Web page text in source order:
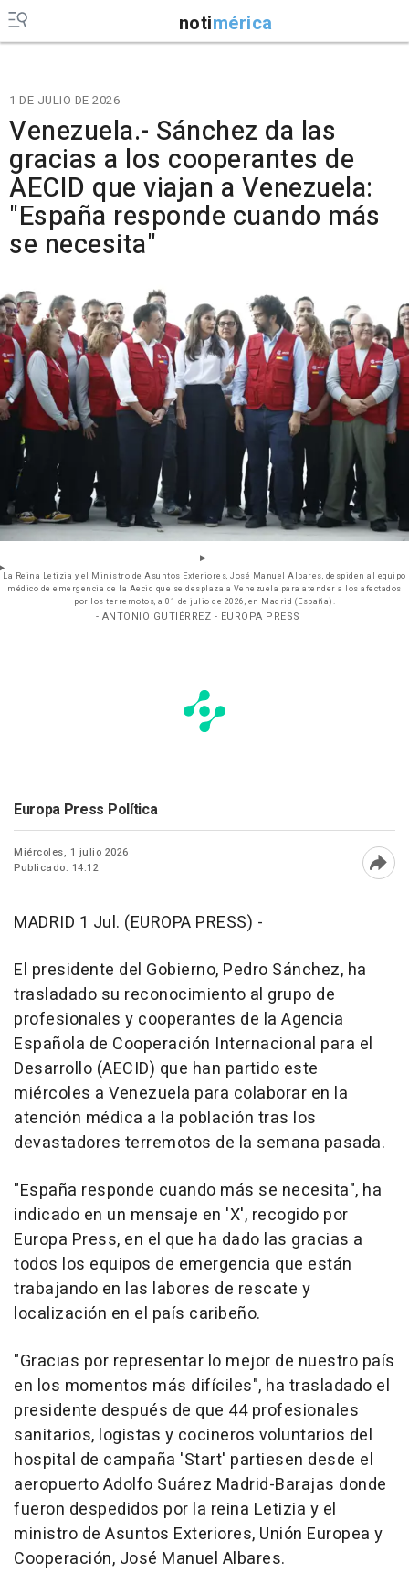
notimérica
1 DE JULIO DE 2026
Venezuela.- Sánchez da las
gracias a los cooperantes de
AECID que viajan a Venezuela:
"España responde cuando más
se necesita"
La Reina Letizia y el Ministro de Asuntos Exteriores, José Manuel Albares, despiden al equipo
médico de emergencia de la Aecid que se desplaza a Venezuela para atender a los afectados
por los terremotos, a 01 de julio de 2026, en Madrid (España).
- ANTONIO GUTIÉRREZ - EUROPA PRESS
Europa Press Política
Miércoles, 1 julio 2026
Publicado: 14:12
MADRID 1 Jul. (EUROPA PRESS) -
El presidente del Gobierno, Pedro Sánchez, ha
trasladado su reconocimiento al grupo de
profesionales y cooperantes de la Agencia
Española de Cooperación Internacional para el
Desarrollo (AECID) que han partido este
miércoles a Venezuela para colaborar en la
atención médica a la población tras los
devastadores terremotos de la semana pasada.
"España responde cuando más se necesita", ha
indicado en un mensaje en 'X', recogido por
Europa Press, en el que ha dado las gracias a
todos los equipos de emergencia que están
trabajando en las labores de rescate y
localización en el país caribeño.
"Gracias por representar lo mejor de nuestro país
en los momentos más difíciles", ha trasladado el
presidente después de que 44 profesionales
sanitarios, logistas y cocineros voluntarios del
hospital de campaña 'Start' partiesen desde el
aeropuerto Adolfo Suárez Madrid-Barajas donde
fueron despedidos por la reina Letizia y el
ministro de Asuntos Exteriores, Unión Europea y
Cooperación, José Manuel Albares.